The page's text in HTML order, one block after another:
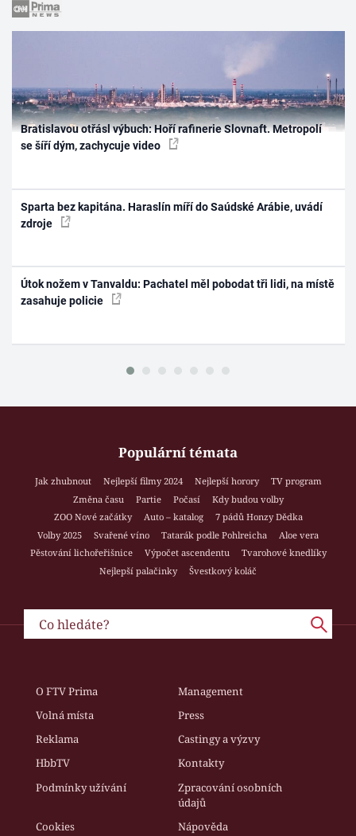
Bratislavou otřásl výbuch: Hoří rafinerie Slovnaft. Metropolí
se šíří dým, zachycuje video
Sparta bez kapitána. Haraslín míří do Saúdské Arábie, uvádí
zdroje
Útok nožem v Tanvaldu: Pachatel měl pobodat tři lidi, na místě
zasahuje policie
Populární témata
Jak zhubnout Nejlepší filmy 2024 Nejlepší horory
TV program
Změna času
Partie Počasí
Kdy budou volby
ZOO Nové začátky
Auto – katalog
7 pádů Honzy Dědka
Volby 2025
Svařené víno Tatarák podle Pohlreicha
Aloe vera
Pěstování lichořeřišnice
Výpočet ascendentu
Tvarohové knedlíky
Nejlepší palačinky
Švestkový koláč
O FTV Prima
Management
Volná místa
Press
Reklama
Castingy a výzvy
HbbTV
Kontakty
Podmínky užívání
Zpracování osobních
údajů
Cookies
Nápověda